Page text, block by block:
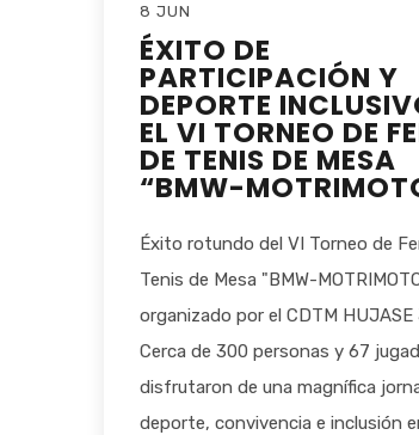
8 JUN
ÉXITO DE
PARTICIPACIÓN Y
DEPORTE
EL VI TORNEO DE
DE TENIS DE MESA
“BMW-
Éxito rotundo del VI Torneo de
Tenis de Mesa "BMW-
organizado por el CDTM HUJASE
Cerca de 300 personas y 67
disfrutaron de una magnífica
deporte, convivencia e inclusión